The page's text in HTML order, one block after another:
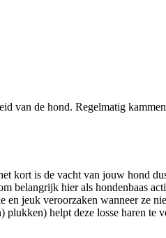
van de hond. Regelmatig
kort is de vacht van jouw hond
belangrijk hier als hondenbaas
en jeuk veroorzaken wanneer ze
helpt deze losse haren